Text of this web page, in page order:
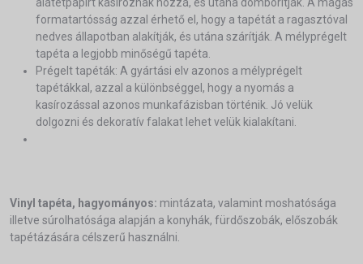
formatartósság azzal érhető el, hogy a tapétát a ragasztóval
nedves állapotban alakítják, és utána szárítják. A mélyprégelt
tapéta a legjobb minőségű tapéta.
Prégelt tapéták: A gyártási elv azonos a mélyprégelt
tapétákkal, azzal a különbséggel, hogy a nyomás a
kasírozással azonos munkafázisban történik. Jó velük
dolgozni és dekoratív falakat lehet velük kialakítani.
Vinyl tapéta, hagyományos: mintázata, valamint moshatósága
illetve súrolhatósága alapján a konyhák, fürdőszobák, előszobák
tapétázására célszerű használni.